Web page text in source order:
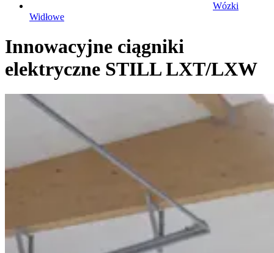
Wózki
Widłowe
Innowacyjne ciągniki
elektryczne STILL LXT/LXW